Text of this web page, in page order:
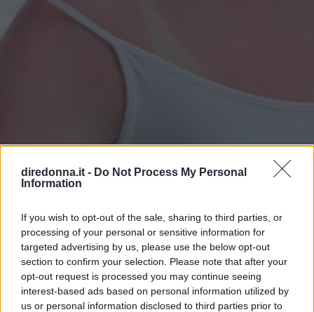
diredonna.it - Do Not Process My Personal
Information
If you wish to opt-out of the sale, sharing to third parties, or
processing of your personal or sensitive information for
targeted advertising by us, please use the below opt-out
section to confirm your selection. Please note that after your
opt-out request is processed you may continue seeing
interest-based ads based on personal information utilized by
us or personal information disclosed to third parties prior to
Eritema solare: cosa fare se la
pelle è stata sovraesposta ai
raggi UV
I sintomi e i rimedi più efficaci per l'eritema solare, ma
anche i consigli utili per prevenirlo e proteggere la tua
pelle dai raggi UV.